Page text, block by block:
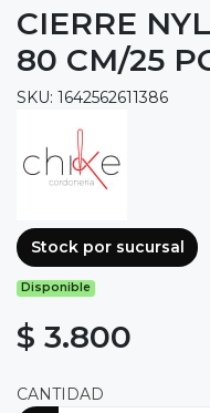
CIERRE
80 CM/25
SKU: 1642562611386
Stock por sucursal
Disponible
$ 3.800
CANTIDAD